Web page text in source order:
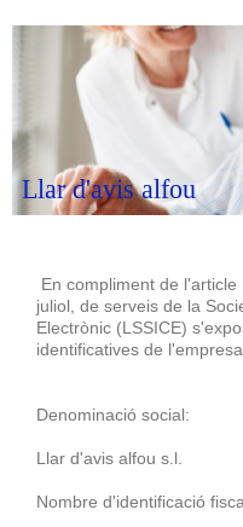
Llar d'avis alfou
En compliment de
juliol, de serveis de la
Electrònic (LSSICE)
identificatives de
Denominació social:
Llar d'avis alfou s.l.
Nombre d'identificació